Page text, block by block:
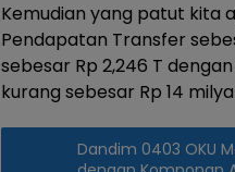
Kemudian yang patut kita
Pendapatan Transfer
sebesar Rp 2,246 T
kurang sebesar Rp 14
Dandim 0403 OKU